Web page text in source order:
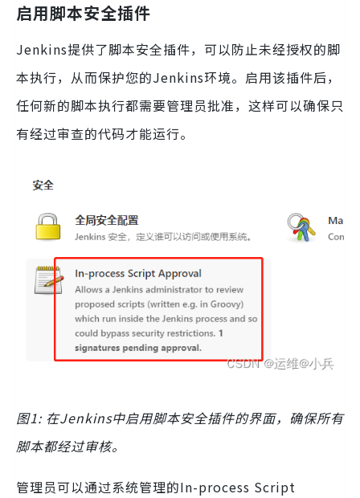
启用脚本安全插件
Jenkins提供了脚本安全插件，可以防止未经授权的脚
本执行，从而保护您的Jenkins环境。启用该插件后，
任何新的脚本执行都需要管理员批准，这样可以确保只
有经过审查的代码才能运行。
图1: 在Jenkins中启用脚本安全插件的界面，确保所有
脚本都经过审核。
管理员可以通过系统管理的In-process Script